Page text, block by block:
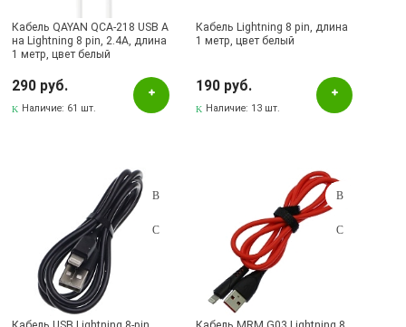
Цвет
Золотистый
Красный
Розовый
Серебристый
Синий
Кабель QAYAN QCA-218 USB A
на Lightning 8 pin, 2.4A, длина
1 метр, цвет белый
290 руб.
Наличие: 61 шт.
Кабель Lightning 8 pin, длина
1 метр, цвет белый
190 руб.
Наличие: 13 шт.